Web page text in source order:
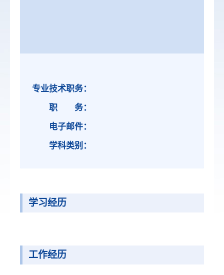
专业技术职务：
职 务：
电子邮件：
学科类别：
学习经历
工作经历